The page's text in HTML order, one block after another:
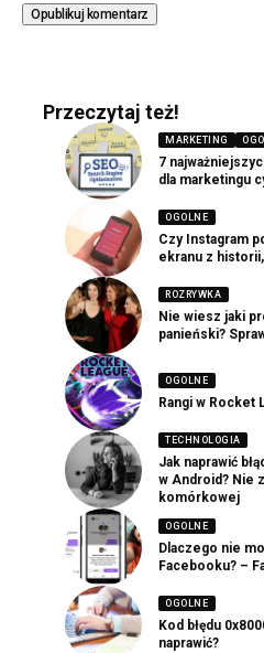
Przeczytaj też!
MARKETING
7
dla marketingu
OGOLNE
Czy Instagram
ekranu z
ROZRYWKA
Nie wiesz jaki
panieński?
OGOLNE
Rangi w Rocket
TECHNOLOGIA
Jak naprawić
w Android? Nie
komórkowej
OGOLNE
Dlaczego nie
Facebooku? –
OGOLNE
Kod błędu
naprawić?